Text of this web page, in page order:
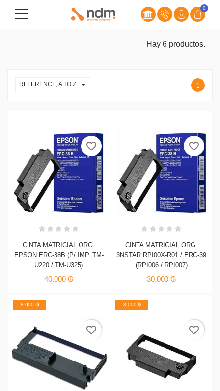
0
Hay 6 productos.
REFERENCE, A TO Z  1
CINTA MATRICIAL ORG.
EPSON ERC-38B (P/ IMP. TM-
U220 / TM-U325)
40.000 ₲
favorite_border
CINTA MATRICIAL ORG.
3NSTAR RPI00X-R01 / ERC-39
(RPI006 / RPI007)
30.000 ₲
favorite_border
-8.000 ₲
favorite_border
-3.000 ₲
favorite_border